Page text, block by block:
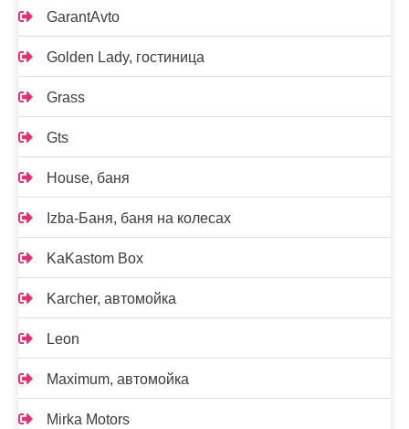
GarantAvto
Golden Lady, гостиница
Grass
Gts
House, баня
Izba-Баня, баня на колесах
KaKastom Box
Karcher, автомойка
Leon
Maximum, автомойка
Mirka Motors